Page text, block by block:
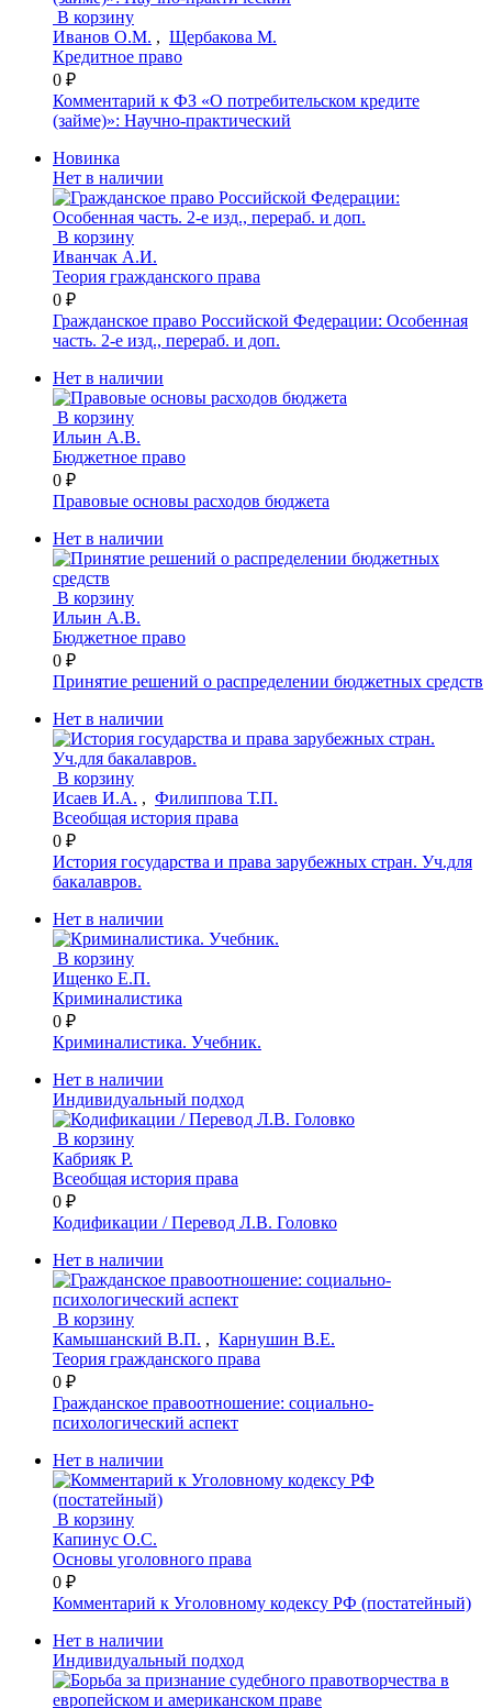
В корзину
Иванов О.М. , Щербакова М.
Кредитное право
0 ₽
Комментарий к ФЗ «О потребительском кредите
(займе)»: Научно-практический
Новинка
Нет в наличии
В корзину
Иванчак А.И.
Теория гражданского права
0 ₽
Гражданское право Российской Федерации: Особенная
часть. 2-е изд., перераб. и доп.
Нет в наличии
В корзину
Ильин А.В.
Бюджетное право
0 ₽
Правовые основы расходов бюджета
Нет в наличии
В корзину
Ильин А.В.
Бюджетное право
0 ₽
Принятие решений о распределении бюджетных средств
Нет в наличии
В корзину
Исаев И.А. , Филиппова Т.П.
Всеобщая история права
0 ₽
История государства и права зарубежных стран. Уч.для
бакалавров.
Нет в наличии
В корзину
Ищенко Е.П.
Криминалистика
0 ₽
Криминалистика. Учебник.
Нет в наличии
Индивидуальный подход
В корзину
Кабрияк Р.
Всеобщая история права
0 ₽
Кодификации / Перевод Л.В. Головко
Нет в наличии
В корзину
Камышанский В.П. , Карнушин В.Е.
Теория гражданского права
0 ₽
Гражданское правоотношение: социально-
психологический аспект
Нет в наличии
В корзину
Капинус О.С.
Основы уголовного права
0 ₽
Комментарий к Уголовному кодексу РФ (постатейный)
Нет в наличии
Индивидуальный подход